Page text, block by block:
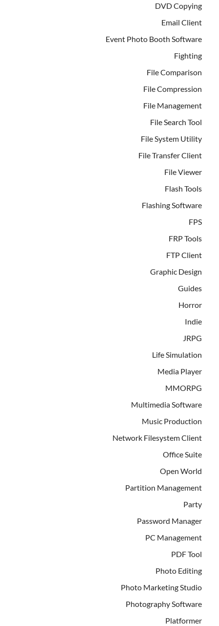
DVD Copying
Email Client
Event Photo Booth Software
Fighting
File Comparison
File Compression
File Management
File Search Tool
File System Utility
File Transfer Client
File Viewer
Flash Tools
Flashing Software
FPS
FRP Tools
FTP Client
Graphic Design
Guides
Horror
Indie
JRPG
Life Simulation
Media Player
MMORPG
Multimedia Software
Music Production
Network Filesystem Client
Office Suite
Open World
Partition Management
Party
Password Manager
PC Management
PDF Tool
Photo Editing
Photo Marketing Studio
Photography Software
Platformer